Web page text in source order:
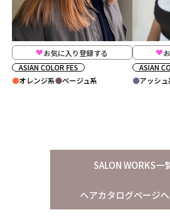
お気に入り登録する
ASIAN COLOR FES
オレンジ系
ベージュ系
ASIAN
アッシュ
SALON WORKS一
ヘアカタログページ